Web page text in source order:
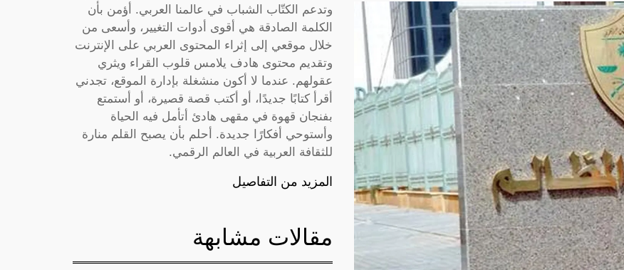
وتدعم الكتّاب الشباب في عالمنا العربي. أؤمن بأن
الكلمة الصادقة هي أقوى أدوات التغيير، وأسعى من
خلال موقعي إلى إثراء المحتوى العربي على الإنترنت
وتقديم محتوى هادف يلامس قلوب القراء ويثري
عقولهم. عندما لا أكون منشغلة بإدارة الموقع، تجدني
أقرأ كتابًا جديدًا، أو أكتب قصة قصيرة، أو أستمتع
بفنجان قهوة في مقهى هادئ أتأمل فيه الحياة
وأستوحي أفكارًا جديدة. أحلم بأن يصبح القلم منارة
للثقافة العربية في العالم الرقمي.
المزيد من التفاصيل
مقالات مشابهة